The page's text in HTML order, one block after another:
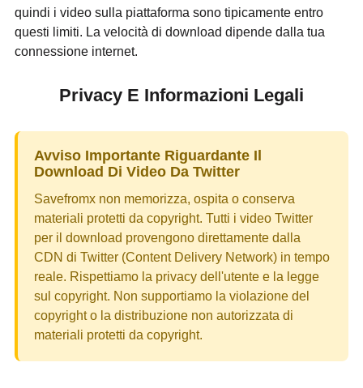
quindi i video sulla piattaforma sono tipicamente entro
questi limiti. La velocità di download dipende dalla tua
connessione internet.
Privacy E Informazioni Legali
Avviso Importante Riguardante Il
Download Di Video Da Twitter
Savefromx non memorizza, ospita o conserva
materiali protetti da copyright. Tutti i video Twitter
per il download provengono direttamente dalla
CDN di Twitter (Content Delivery Network) in tempo
reale. Rispettiamo la privacy dell'utente e la legge
sul copyright. Non supportiamo la violazione del
copyright o la distribuzione non autorizzata di
materiali protetti da copyright.